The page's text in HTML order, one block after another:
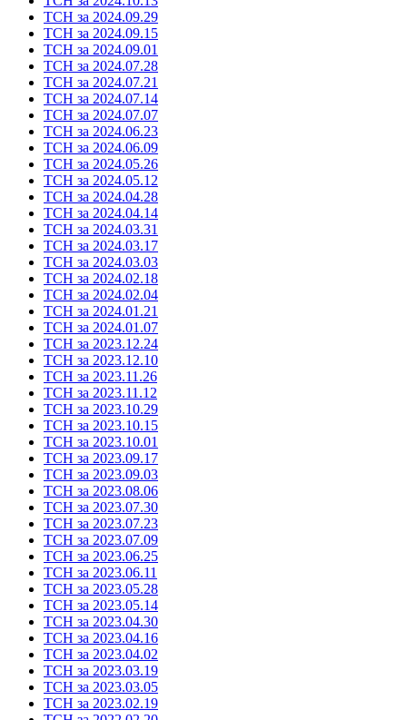
ТСН за 2024.09.29
ТСН за 2024.09.15
ТСН за 2024.09.01
ТСН за 2024.07.28
ТСН за 2024.07.21
ТСН за 2024.07.14
ТСН за 2024.07.07
ТСН за 2024.06.23
ТСН за 2024.06.09
ТСН за 2024.05.26
ТСН за 2024.05.12
ТСН за 2024.04.28
ТСН за 2024.04.14
ТСН за 2024.03.31
ТСН за 2024.03.17
ТСН за 2024.03.03
ТСН за 2024.02.18
ТСН за 2024.02.04
ТСН за 2024.01.21
ТСН за 2024.01.07
ТСН за 2023.12.24
ТСН за 2023.12.10
ТСН за 2023.11.26
ТСН за 2023.11.12
ТСН за 2023.10.29
ТСН за 2023.10.15
ТСН за 2023.10.01
ТСН за 2023.09.17
ТСН за 2023.09.03
ТСН за 2023.08.06
ТСН за 2023.07.30
ТСН за 2023.07.23
ТСН за 2023.07.09
ТСН за 2023.06.25
ТСН за 2023.06.11
ТСН за 2023.05.28
ТСН за 2023.05.14
ТСН за 2023.04.30
ТСН за 2023.04.16
ТСН за 2023.04.02
ТСН за 2023.03.19
ТСН за 2023.03.05
ТСН за 2023.02.19